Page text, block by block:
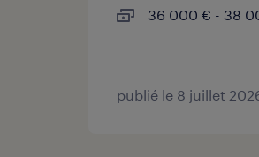
36 000 € - 38
publié le 8 juillet